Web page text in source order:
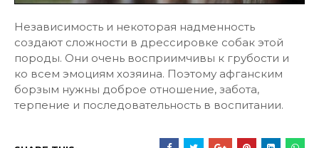
Независимость и некоторая надменность
создают сложности в дрессировке собак этой
породы. Они очень восприимчивы к грубости и
ко всем эмоциям хозяина. Поэтому афганским
борзым нужны доброе отношение, забота,
терпение и последовательность в воспитании.